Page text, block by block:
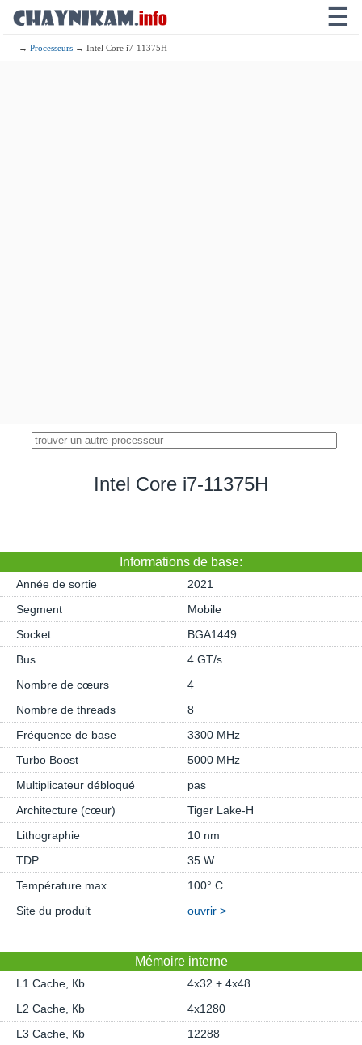
☰
→Processeurs → Intel Core i7-11375H
Intel Core i7-11375H
Informations de base:
Année de sortie
2021
Segment
Mobile
Socket
BGA1449
Bus
4 GT/s
Nombre de cœurs
4
Nombre de threads
8
Fréquence de base
3300 MHz
Turbo Boost
5000 MHz
Multiplicateur débloqué
pas
Architecture (cœur)
Tiger Lake-H
Lithographie
10 nm
TDP
35 W
Température max.
100° C
Site du produit
ouvrir >
Mémoire interne
L1 Cache, Кb
4x32 + 4x48
L2 Cache, Кb
4x1280
L3 Cache, Кb
12288